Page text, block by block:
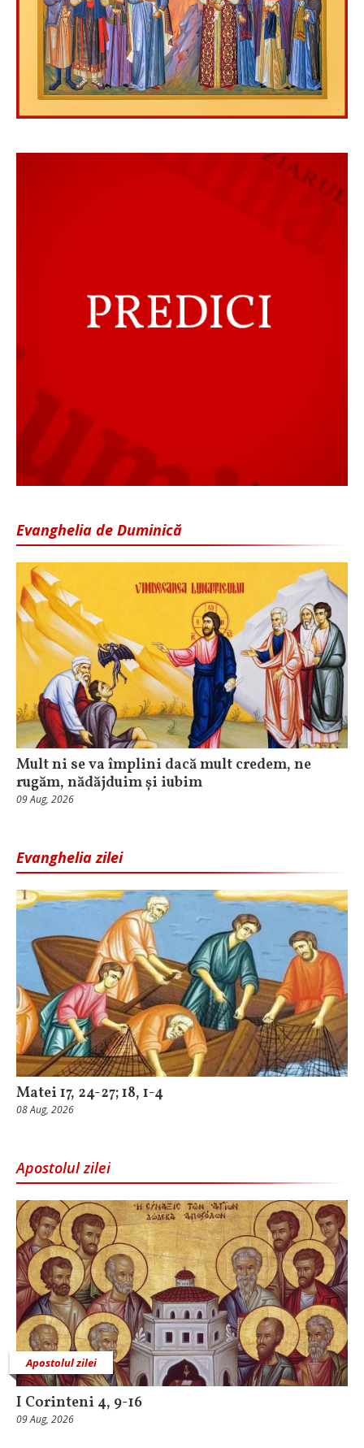
Evanghelia de Duminică
Mult ni se va împlini dacă mult credem, ne
rugăm, nădăjduim și iubim
09 Aug, 2026
Evanghelia zilei
Matei 17, 24-27; 18, 1-4
08 Aug, 2026
Apostolul zilei
Apostolul zilei
I Corinteni 4, 9-16
09 Aug, 2026